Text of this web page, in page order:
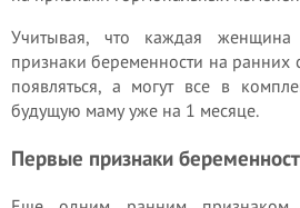
Учитывая, что каждая женщина
признаки беременности на ранних
появляться, а могут все в
будущую маму уже на 1 месяце.
Первые признаки